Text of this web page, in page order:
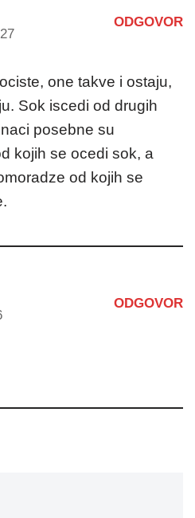
ODGOVOR
one takve i ostaju,
Sok iscedi od drugih
posebne su
kojih se ocedi sok, a
od kojih se
ODGOVOR